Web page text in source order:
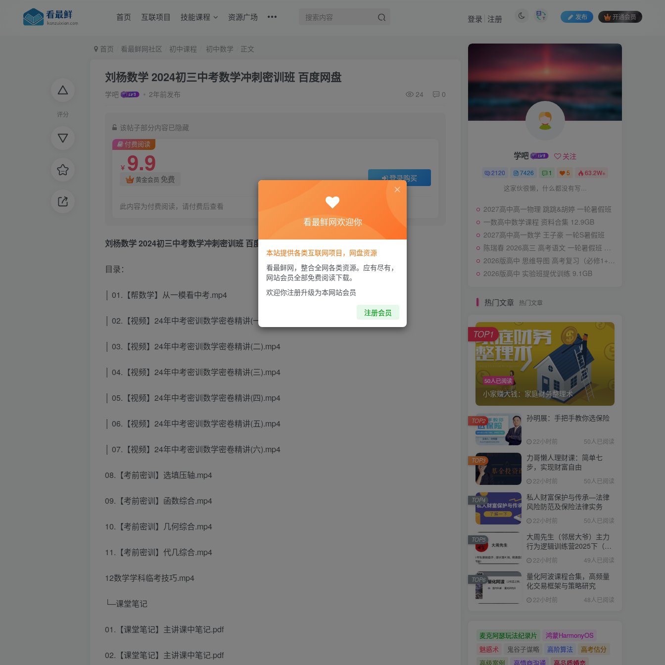
首页 互联项目 技能课程 资源广场 发布 开通会员
登录 注册
评分
首页 看最鲜网社区 初中课程 初中数学 正文
刘杨数学 2024初三中考数学冲刺密训班 百度网盘
学吧 2年前发布 24 0
该帖子部分内容已隐藏
付费阅读
￥ 9.9
黄金会员 免费 登录购买
此内容为付费阅读，请付费后查看
刘杨数学 2024初三中考数学冲刺密训班 百度网盘
目录：
│ 01.【帮数学】从一模看中考.mp4
│ 02.【视频】24年中考密训数学密卷精讲(一).mp4
│ 03.【视频】24年中考密训数学密卷精讲(二).mp4
│ 04.【视频】24年中考密训数学密卷精讲(三).mp4
│ 05.【视频】24年中考密训数学密卷精讲(四).mp4
│ 06.【视频】24年中考密训数学密卷精讲(五).mp4
│ 07.【视频】24年中考密训数学密卷精讲(六).mp4
08.【考前密训】选填压轴.mp4
09.【考前密训】函数综合.mp4
10.【考前密训】几何综合.mp4
11.【考前密训】代几综合.mp4
12数学学科临考技巧.mp4
└─课堂笔记
01.【课堂笔记】主讲课中笔记.pdf
02.【课堂笔记】主讲课中笔记.pdf
学吧 关注
2120 7426 1 5 63.2W+
这家伙很懒，什么都没有写...
2027高中高一物理 跳跳&胡婷 一轮暑假班
一数高中数学课程 资料合集 12.9GB
2027高中高一数学 王子豪 一轮S暑假班
陈瑞春 2026高三 高考语文 一轮暑假班 更新中
2026版高中 思维导图 高考复习（必修1+2） 化学
2026版高中 实验班提优训练 9.1GB
热门文章 热门文章
50人已阅读
小家赚大钱：家庭财务整理术
TOP1
孙明展：手把手教你选保险
22小时前 50人已阅读
TOP2
力哥懒人理财课：简单七
步，实现财富自由
22小时前 50人已阅读
TOP3
私人财富保护与传承—法律
风险防范及保险法律实务
22小时前 50人已阅读
TOP4
大周先生（邻居大爷）主力
行为逻辑训练营2025下（直
播＋系统课）
22小时前 49人已阅读
TOP5
量化阿波课程合集，高频量
化交易框架与策略研究
22小时前 48人已阅读
TOP6
麦克阿瑟玩法纪录片
鸿蒙HarmonyOS
魅惑术
鬼谷子谋略 高阶算法
高考估分
高级案例
高情商沟通
高品质婚恋
看最鲜网欢迎你
本站提供各类互联网项目，网盘资源
看最鲜网，整合全网各类资源。应有尽有，
网站会员全部免费阅读下载。
欢迎你注册升级为本网站会员
注册会员